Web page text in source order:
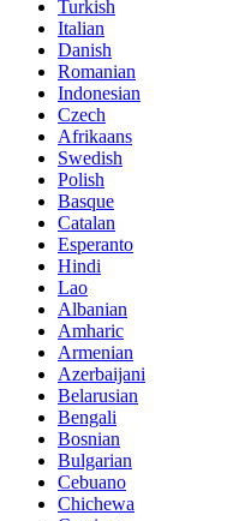
Turkish
Italian
Danish
Romanian
Indonesian
Czech
Afrikaans
Swedish
Polish
Basque
Catalan
Esperanto
Hindi
Lao
Albanian
Amharic
Armenian
Azerbaijani
Belarusian
Bengali
Bosnian
Bulgarian
Cebuano
Chichewa